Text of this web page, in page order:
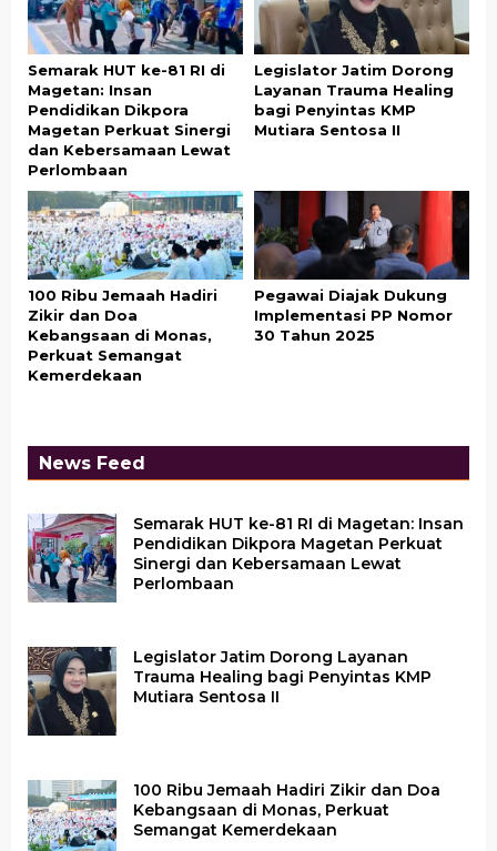
Semarak HUT ke-81 RI di
Magetan: Insan
Pendidikan Dikpora
Magetan Perkuat Sinergi
dan Kebersamaan Lewat
Perlombaan
Legislator Jatim Dorong
Layanan Trauma Healing
bagi Penyintas KMP
Mutiara Sentosa II
100 Ribu Jemaah Hadiri
Zikir dan Doa
Kebangsaan di Monas,
Perkuat Semangat
Kemerdekaan
Pegawai Diajak Dukung
Implementasi PP Nomor
30 Tahun 2025
News Feed
Semarak HUT ke-81 RI di Magetan: Insan
Pendidikan Dikpora Magetan Perkuat
Sinergi dan Kebersamaan Lewat
Perlombaan
Legislator Jatim Dorong Layanan
Trauma Healing bagi Penyintas KMP
Mutiara Sentosa II
100 Ribu Jemaah Hadiri Zikir dan Doa
Kebangsaan di Monas, Perkuat
Semangat Kemerdekaan